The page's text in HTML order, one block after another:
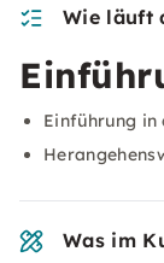
Wie läuft
Einführung
Was im